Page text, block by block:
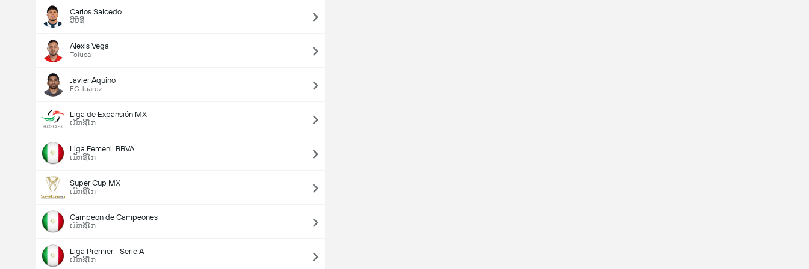
Carlos Salcedo
ວີບີຊີ
Alexis Vega
Toluca
Javier Aquino
FC Juarez
Liga de Expansión MX
ເມັກຊິໂກ
Liga Femenil BBVA
ເມັກຊິໂກ
Super Cup MX
ເມັກຊິໂກ
Campeon de Campeones
ເມັກຊິໂກ
Liga Premier - Serie A
ເມັກຊິໂກ